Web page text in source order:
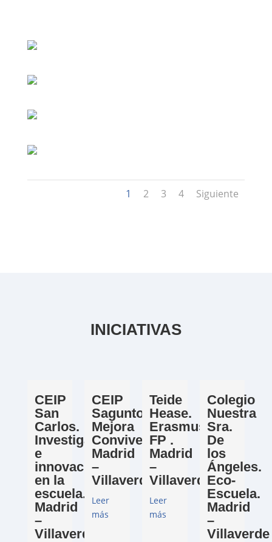
1 2 3 4 Siguiente
INICIATIVAS
CEIP
San
Carlos.
Investigación
e
innovación
en la
escuela.
Madrid
–
Villaverde
CEIP
Sagunto.
Mejora
Convivencia.
Madrid
–
Villaverde
Leer
más
Teide
Hease.
Erasmus+
FP .
Madrid
–
Villaverde
Leer
más
Colegio
Nuestra
Sra.
De
los
Ángeles.
Eco-
Escuela.
Madrid
–
Villaverde